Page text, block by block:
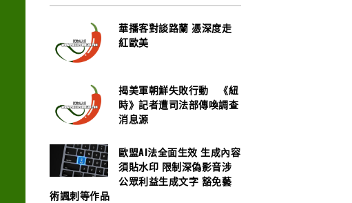
華播客對談路蘭 憑深度走
紅歐美
揭美軍朝鮮失敗行動 《紐
時》記者遭司法部傳喚調查
消息源
歐盟AI法全面生效 生成內容
須貼水印 限制深偽影音涉
公眾利益生成文字 豁免藝
術諷刺等作品